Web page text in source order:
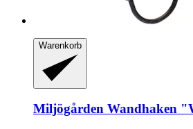
Warenkorb
Miljögården Wandhaken